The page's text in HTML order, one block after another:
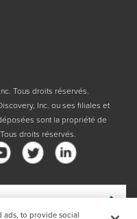
Tous droits réservés.
Inc. ou ses filiales et
sont la propriété de
droits réservés.
ads, to provide social